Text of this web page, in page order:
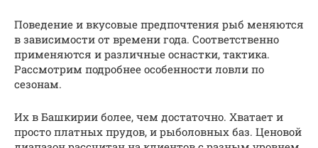
Поведение и вкусовые предпочтения рыб меняются
в зависимости от времени года. Соответственно
применяются и различные оснастки, тактика.
Рассмотрим подробнее особенности ловли по
сезонам.
Их в Башкирии более, чем достаточно. Хватает и
просто платных прудов, и рыболовных баз. Ценовой